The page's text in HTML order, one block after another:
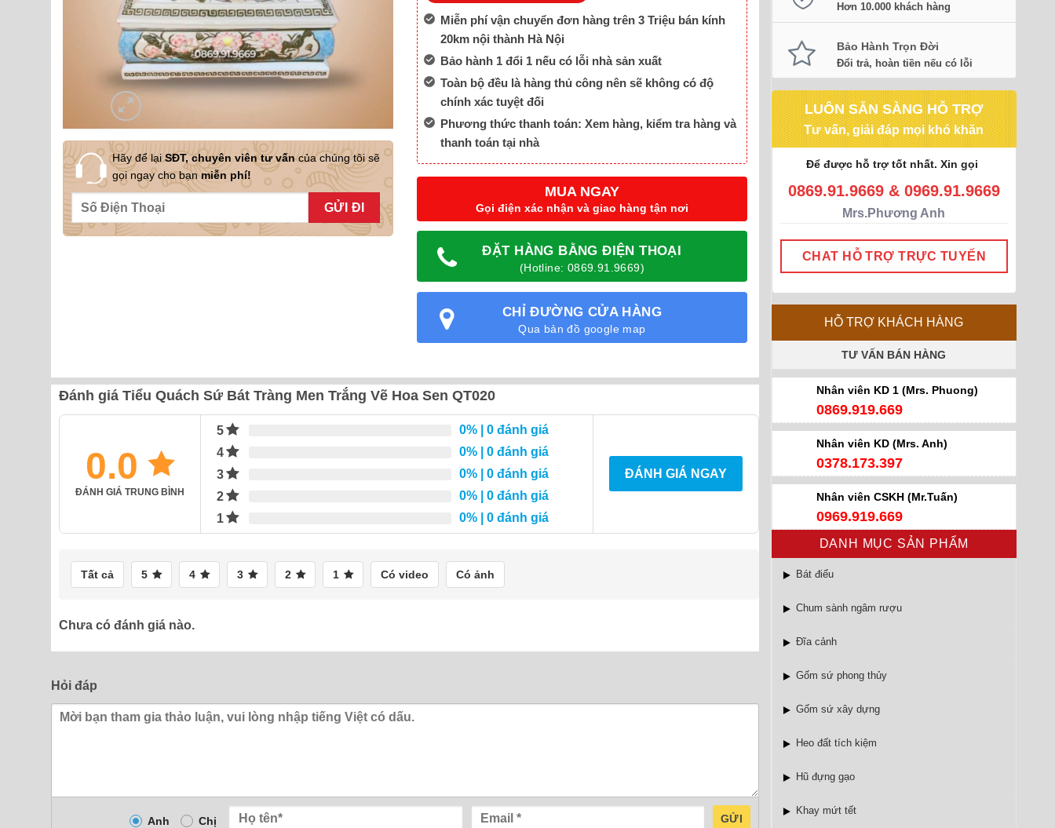
Hơn 10.000 khách hàng
Bảo Hành Trọn Đời
Đổi trả, hoàn tiền nếu có lỗi
LUÔN SẴN SÀNG HỖ TRỢ
Tư vấn, giải đáp mọi khó khăn
Để được hỗ trợ tốt nhất. Xin gọi
0869.91.9669 & 0969.91.9669
Mrs.Phương Anh
CHAT HỖ TRỢ TRỰC TUYẾN
HỖ TRỢ KHÁCH HÀNG
TƯ VẤN BÁN HÀNG
Nhân viên KD 1 (Mrs. Phuong)
0869.919.669
Nhân viên KD (Mrs. Anh)
0378.173.397
Nhân viên CSKH (Mr.Tuấn)
0969.919.669
DANH MỤC SẢN PHẨM
Bát điếu
Chum sành ngâm rượu
Đĩa cảnh
Gốm sứ phong thủy
Gốm sứ xây dựng
Heo đất tích kiệm
Hũ đựng gạo
Khay mứt tết
Hãy để lạiSĐT, chuyên viên tư vấncủa chúng tôi sẽ
gọi ngay cho bạnmiễn phí!
Miễn phí vận chuyển đơn hàng trên 3 Triệu bán kính
20km nội thành Hà Nội
Bảo hành 1 đổi 1 nếu có lỗi nhà sản xuất
Toàn bộ đều là hàng thủ công nên sẽ không có độ
chính xác tuyệt đối
Phương thức thanh toán: Xem hàng, kiểm tra hàng và
thanh toán tại nhà
MUA NGAY
Gọi điện xác nhận và giao hàng tận nơi
ĐẶT HÀNG BẰNG ĐIỆN THOẠI
(Hotline: 0869.91.9669)
CHỈ ĐƯỜNG CỬA HÀNG
Qua bản đồ google map
Đánh giá Tiểu Quách Sứ Bát Tràng Men Trắng Vẽ Hoa Sen QT020
0.0
ĐÁNH GIÁ TRUNG BÌNH
5 0% | 0 đánh giá
4
0% | 0 đánh giá
3
0% | 0 đánh giá
2
0% | 0 đánh giá
1
0% | 0 đánh giá
ĐÁNH GIÁ NGAY
Tất cả 5 4 3 2 1 Có video Có ảnh
Chưa có đánh giá nào.
Hỏi đáp
Anh Chị GỬI